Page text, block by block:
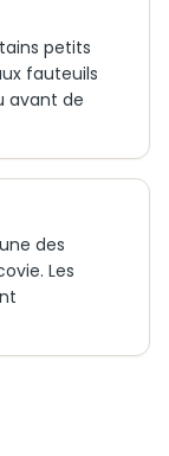
petits
fauteuils
avant de
des
Les